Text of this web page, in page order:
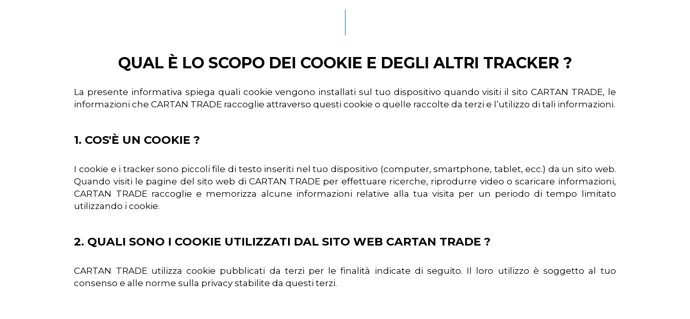
QUAL È LO SCOPO DEI COOKIE E DEGLI ALTRI TRACKER ?
La presente informativa spiega quali cookie vengono installati sul tuo dispositivo quando visiti il sito CARTAN TRADE, le
informazioni che CARTAN TRADE raccoglie attraverso questi cookie o quelle raccolte da terzi e l’utilizzo di tali informazioni.
1. COS'È UN COOKIE ?
I cookie e i tracker sono piccoli file di testo inseriti nel tuo dispositivo (computer, smartphone, tablet, ecc.) da un sito web.
Quando visiti le pagine del sito web di CARTAN TRADE per effettuare ricerche, riprodurre video o scaricare informazioni,
CARTAN TRADE raccoglie e memorizza alcune informazioni relative alla tua visita per un periodo di tempo limitato
utilizzando i cookie.
2. QUALI SONO I COOKIE UTILIZZATI DAL SITO WEB CARTAN TRADE ?
CARTAN TRADE utilizza cookie pubblicati da terzi per le finalità indicate di seguito. Il loro utilizzo è soggetto al tuo
consenso e alle norme sulla privacy stabilite da questi terzi.